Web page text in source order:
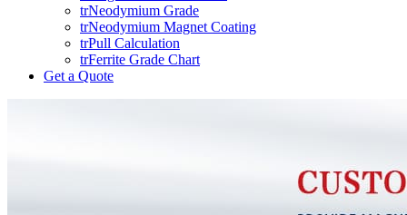
trNeodymium Grade
trNeodymium Magnet Coating
trPull Calculation
trFerrite Grade Chart
Get a Quote